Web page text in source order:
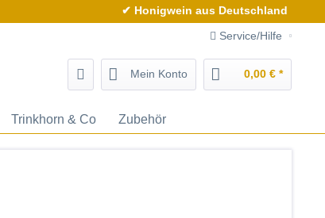
✔ Honigwein aus Deutschland
Service/Hilfe
Mein Konto 0,00 € *
Trinkhorn & Co Zubehör